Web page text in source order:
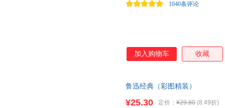
1040条评论
加入购物车 收藏
鲁迅经典（彩图精装）
¥25.30 定价： ¥29.80 (8.49折)